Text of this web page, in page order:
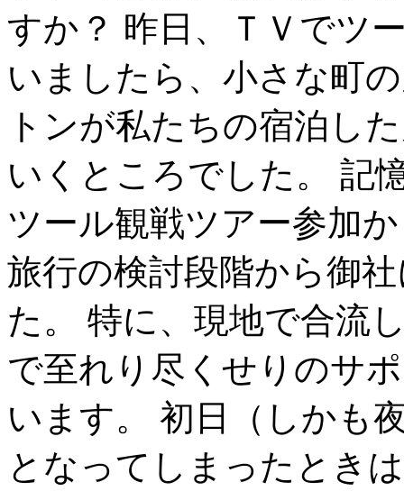
すか？ 昨日、ＴＶでツ
いましたら、小さな町
トンが私たちの宿泊し
いくところでした。 記
ツール観戦ツアー参加
旅行の検討段階から御
た。 特に、現地で合流
で至れり尽くせりのサ
います。 初日（しかも
となってしまったとき